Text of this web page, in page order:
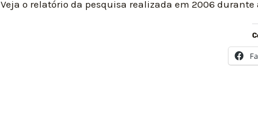
Veja o relatório da pesquisa realizada em 2006